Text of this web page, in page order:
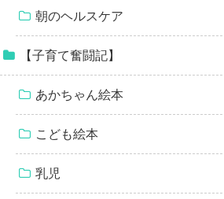
朝のヘルスケア
【子育て奮闘記】
あかちゃん絵本
こども絵本
乳児